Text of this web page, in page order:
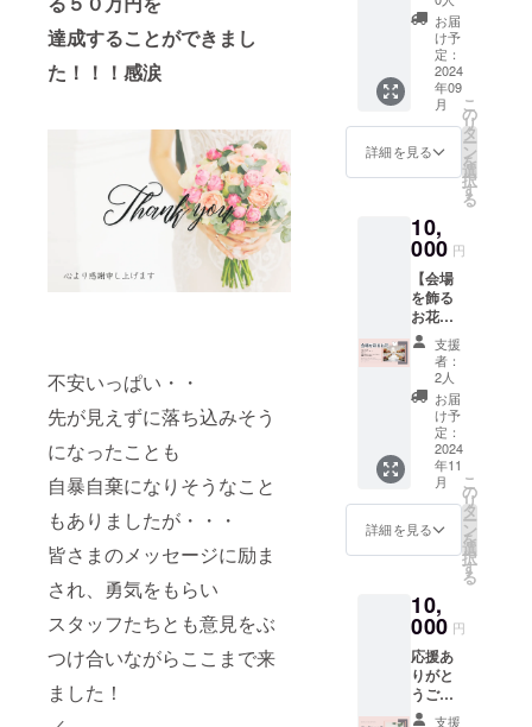
達成することができまし
た！！！感涙
不安いっぱい・・
先が見えずに落ち込みそう
になったことも
自暴自棄になりそうなこと
もありましたが・・・
皆さまのメッセージに励ま
され、勇気をもらい
スタッフたちとも意見をぶ
つけ合いながらここまで来
ました！
す。
（※）シ
ステム
利用料
支援金
額が1万
の場
合：228
円
支援
金額が1
万円以
上の場
合：支
援金額
2.27%
＋消費
ワロフ
スキー
クリス
タル
パール
チャー
ム部分
の大き
金具の
色：シ
ルバー
岡県在
住の認
定講師
による
作品で
す。
・・・
・・・
・・・
・・・
違うピ
ンに、
ジュリ
ア（球
体）
と、
コット
ンパー
ル、ク
リスタ
ルが並
び、動
く度に
位置が
変わり
ます。
大きな
にも見
えま
す。
チェー
ン部分
は、全
長約64
お届
け予
定：
2024
年09
月
詳細を見る
こ
の
リ
タ
ー
ン
を
選
択
す
る
10,
000 円
【会場
を飾る
お花を
寄贈】
ご支援
いただ
きあり
がとう
ござい
ます。
11月
９・１
０日の
開催
日。 会
場を華
彩るた
めのフ
ラワー
アレン
ジメン
トにな
りま
支援
者：
2人
お届
け予
定：
2024
年11
月
詳細を見る
こ
の
リ
タ
ー
ン
を
選
択
す
る
10,
000 円
応援あ
りがと
うござ
いま支援